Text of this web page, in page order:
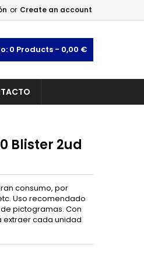
or Create an account
0 Products - 0,00 €
Blister 2ud
consumo, por
Uso recomendado
pictogramas. Con
extraer cada unidad